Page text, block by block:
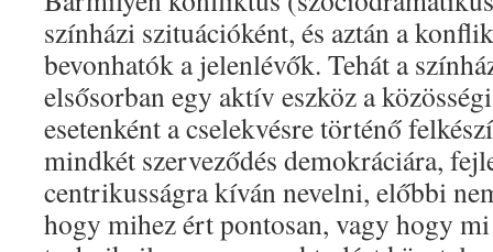
színházi szituációként, és aztán a
bevonhatók a jelenlévők. Tehát a
elsősorban egy aktív eszköz a
esetenként a cselekvésre történő
mindkét szerveződés demokráciára,
centrikusságra kíván nevelni, előbbi
hogy mihez ért pontosan, vagy hogy